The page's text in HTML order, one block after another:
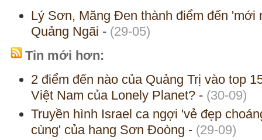
Lý Sơn, Măng Đen thành điểm đến 'mới
Quảng Ngãi - (29-05)
Tin mới hơn:
2 điểm đến nào của Quảng Trị vào top
Việt Nam của Lonely Planet? - (30-09)
Truyền hình Israel ca ngợi 'vẻ đẹp
cùng' của hang Sơn Đoòng - (29-09)